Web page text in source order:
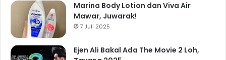
Marina Body Lotion dan Viva Air
Mawar, Juwarak!
7 Juli 2025
Ejen Ali Bakal Ada The Movie 2 Loh,